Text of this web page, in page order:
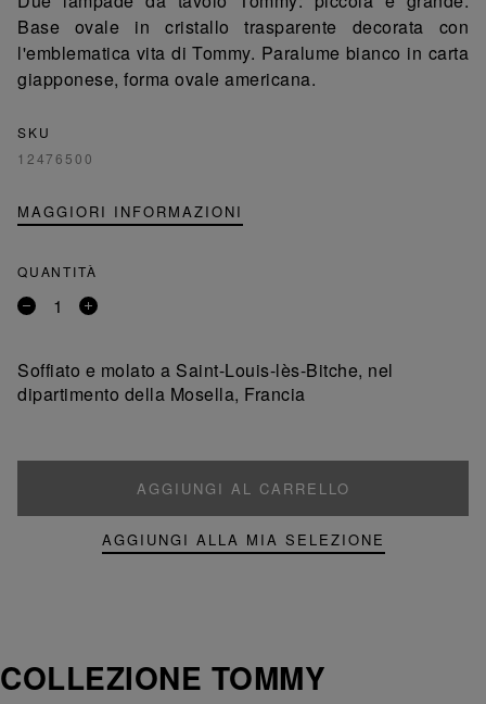
Base ovale in cristallo trasparente decorata con
l'emblematica vita di Tommy. Paralume bianco in carta
giapponese, forma ovale americana.
SKU
12476500
MAGGIORI INFORMAZIONI
QUANTITÀ
Rimuovi
Aggiungi
Soffiato e molato a Saint-Louis-lès-Bitche, nel
dipartimento della Mosella, Francia
AGGIUNGI AL CARRELLO
AGGIUNGI ALLA MIA SELEZIONE
COLLEZIONE TOMMY